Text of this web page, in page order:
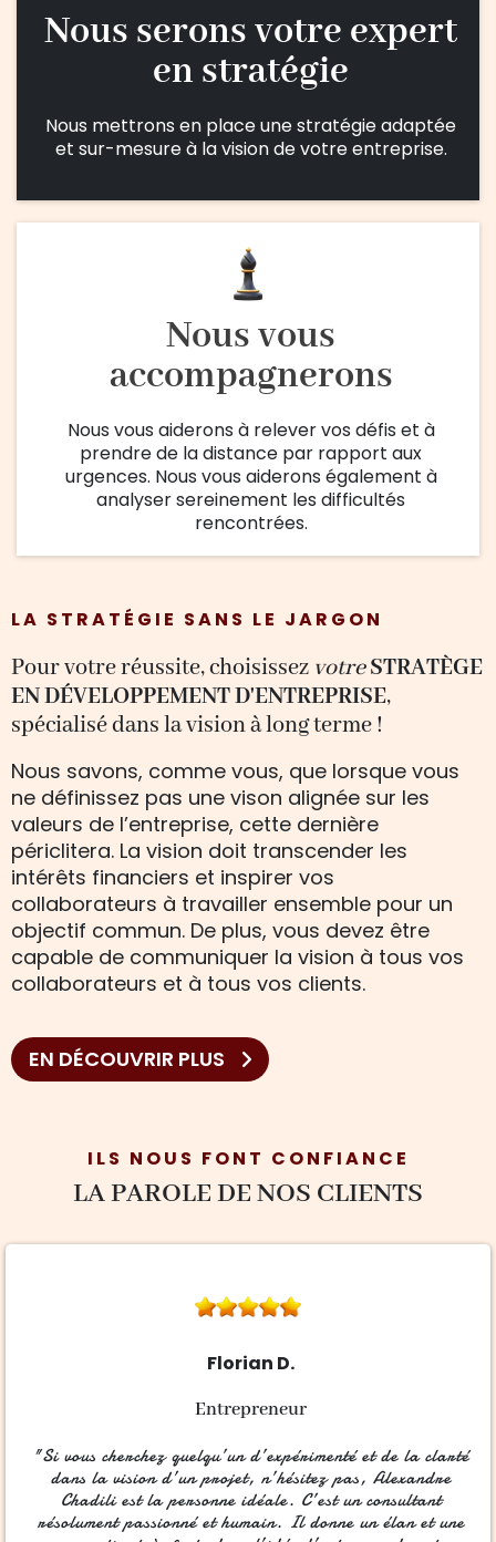
Nous serons votre expert
en stratégie
Nous mettrons en place une stratégie adaptée
et sur-mesure à la vision de votre entreprise.
Nous vous
accompagnerons
Nous vous aiderons à relever vos défis et à
prendre de la distance par rapport aux
urgences. Nous vous aiderons également à
analyser sereinement les difficultés
rencontrées.
LA STRATÉGIE SANS LE JARGON
Pour votre réussite, choisissez votreSTRATÈGE
EN DÉVELOPPEMENT D'ENTREPRISE,
spécialisé dans la vision à long terme !
Nous savons, comme vous, que lorsque vous
ne définissez pas une vison alignée sur les
valeurs de l’entreprise, cette dernière
périclitera. La vision doit transcender les
intérêts financiers et inspirer vos
collaborateurs à travailler ensemble pour un
objectif commun. De plus, vous devez être
capable de communiquer la vision à tous vos
collaborateurs et à tous vos clients.
EN DÉCOUVRIR PLUS
ILS NOUS FONT CONFIANCE
LA PAROLE DE NOS CLIENTS
Florian D.
Entrepreneur
"Si vous cherchez quelqu’un d’expérimenté et de la clarté
dans la vision d’un projet, n’hésitez pas, Alexandre
Chadili est la personne idéale. C’est un consultant
résolument passionné et humain. Il donne un élan et une